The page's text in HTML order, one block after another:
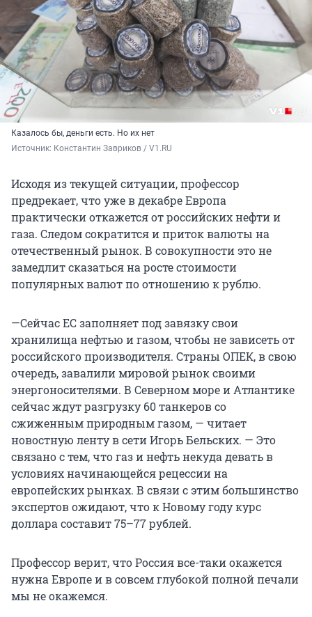
Казалось бы, деньги есть. Но их нет
Источник: Константин Завриков / V1.RU
Исходя из текущей ситуации, профессор
предрекает, что уже в декабре Европа
практически откажется от российских нефти и
газа. Следом сократится и приток валюты на
отечественный рынок. В совокупности это не
замедлит сказаться на росте стоимости
популярных валют по отношению к рублю.
—Сейчас ЕС заполняет под завязку свои
хранилища нефтью и газом, чтобы не зависеть от
российского производителя. Страны ОПЕК, в свою
очередь, завалили мировой рынок своими
энергоносителями. В Северном море и Атлантике
сейчас ждут разгрузку 60 танкеров со
сжиженным природным газом, — читает
новостную ленту в сети Игорь Бельских. — Это
связано с тем, что газ и нефть некуда девать в
условиях начинающейся рецессии на
европейских рынках. В связи с этим большинство
экспертов ожидают, что к Новому году курс
доллара составит 75–77 рублей.
Профессор верит, что Россия все-таки окажется
нужна Европе и в совсем глубокой полной печали
мы не окажемся.